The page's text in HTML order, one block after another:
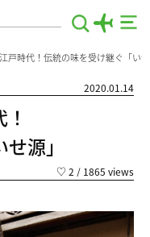
戸時代！伝統の味を受け継ぐ「い
2020.01.14
！
源」
♡ 2 / 1865 views